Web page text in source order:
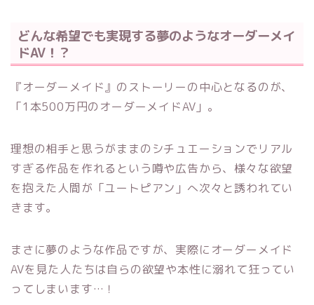
どんな希望でも実現する夢のようなオーダーメイ
ドAV！？
『オーダーメイド』のストーリーの中心となるのが、
「1本500万円のオーダーメイドAV」。
理想の相手と思うがままのシチュエーションでリアル
すぎる作品を作れるという噂や広告から、様々な欲望
を抱えた人間が「ユートピアン」へ次々と誘われてい
きます。
まさに夢のような作品ですが、実際にオーダーメイド
AVを見た人たちは自らの欲望や本性に溺れて狂ってい
ってしまいます…！